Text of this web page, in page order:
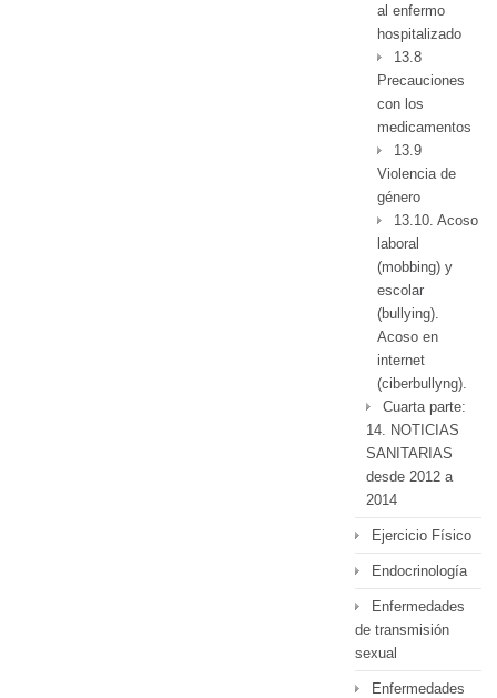
al enfermo
hospitalizado
13.8
Precauciones
con los
medicamentos
13.9
Violencia de
género
13.10. Acoso
laboral
(mobbing) y
escolar
(bullying).
Acoso en
internet
(ciberbullyng).
Cuarta parte:
14. NOTICIAS
SANITARIAS
desde 2012 a
2014
Ejercicio Físico
Endocrinología
Enfermedades
de transmisión
sexual
Enfermedades